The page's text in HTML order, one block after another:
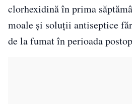
clorhexidină în prima
moale și soluții antiseptice
de la fumat în perioada